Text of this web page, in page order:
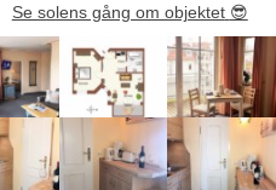
Se solens gång om objektet 😎